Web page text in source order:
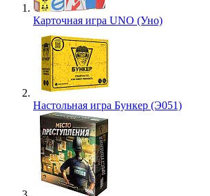
Карточная игра UNO (Уно)
Настольная игра Бункер (Э051)